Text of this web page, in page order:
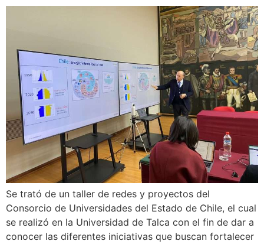
Se trató de un taller de redes y proyectos del
Consorcio de Universidades del Estado de Chile, el cual
se realizó en la Universidad de Talca con el fin de dar a
conocer las diferentes iniciativas que buscan fortalecer